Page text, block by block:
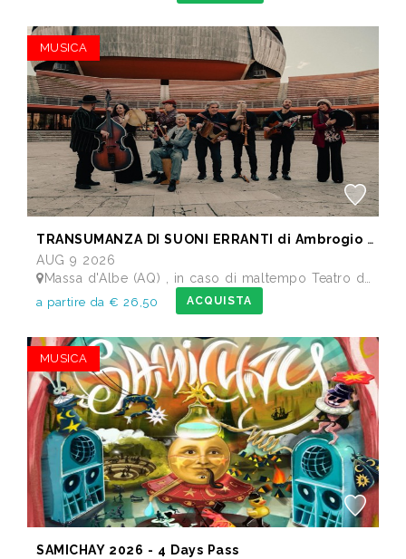
MUSICA
TRANSUMANZA DI SUONI ERRANTI di Ambrogio Sparagna
AUG 9 2026
Massa d'Albe (AQ) , in caso di maltempo Teatro dei Marsi Avezzano AQ - Anfiteatro Romano di Alba Fucens
a partire da € 26,50 ACQUISTA
MUSICA
SAMICHAY 2026 - 4 Days Pass